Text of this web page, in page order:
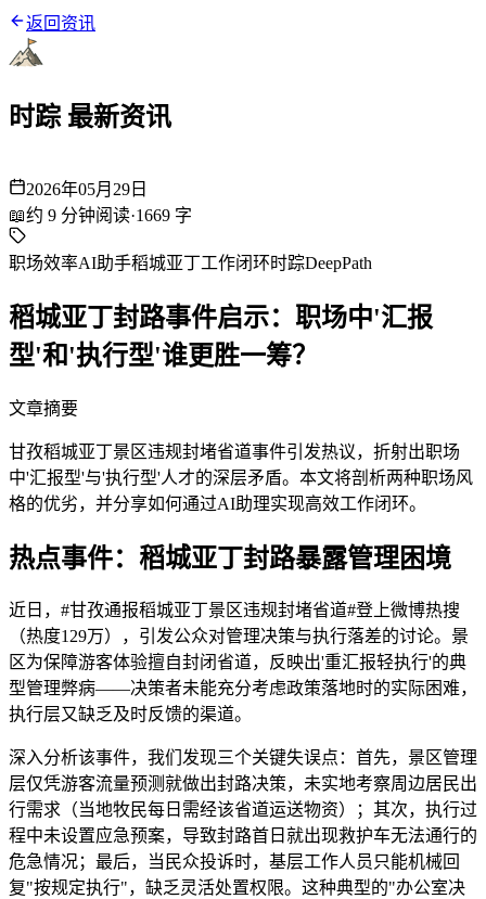
返回资讯
时踪 最新资讯
2026年05月29日
📖约 9 分钟阅读·1669 字
职场效率AI助手稻城亚丁工作闭环时踪DeepPath
稻城亚丁封路事件启示：职场中'汇报
型'和'执行型'谁更胜一筹？
文章摘要
甘孜稻城亚丁景区违规封堵省道事件引发热议，折射出职场
中'汇报型'与'执行型'人才的深层矛盾。本文将剖析两种职场风
格的优劣，并分享如何通过AI助理实现高效工作闭环。
热点事件：稻城亚丁封路暴露管理困境
近日，#甘孜通报稻城亚丁景区违规封堵省道#登上微博热搜
（热度129万），引发公众对管理决策与执行落差的讨论。景
区为保障游客体验擅自封闭省道，反映出'重汇报轻执行'的典
型管理弊病——决策者未能充分考虑政策落地时的实际困难，
执行层又缺乏及时反馈的渠道。
深入分析该事件，我们发现三个关键失误点：首先，景区管理
层仅凭游客流量预测就做出封路决策，未实地考察周边居民出
行需求（当地牧民每日需经该省道运送物资）；其次，执行过
程中未设置应急预案，导致封路首日就出现救护车无法通行的
危急情况；最后，当民众投诉时，基层工作人员只能机械回
复"按规定执行"，缺乏灵活处置权限。这种典型的"办公室决